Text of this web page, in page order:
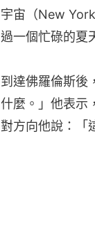
宇宙（New
過一個忙碌的夏
到達佛羅倫斯後
什麼。」他表示
對方向他說：「